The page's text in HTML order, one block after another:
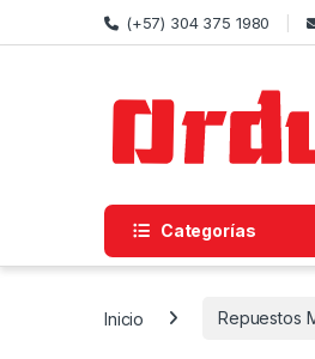
Skip to navigation
Skip to content (+57) 304 375 1980
Categorías
Inicio Repuestos